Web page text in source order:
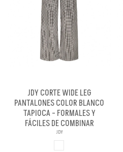
JDY CORTE WIDE LEG
PANTALONES COLOR BLANCO
TAPIOCA - FORMALES Y
FÁCILES DE COMBINAR
JDY